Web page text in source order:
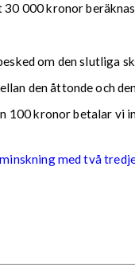
000 kronor
om den slutliga
den åttonde och
100 kronor betalar
med två